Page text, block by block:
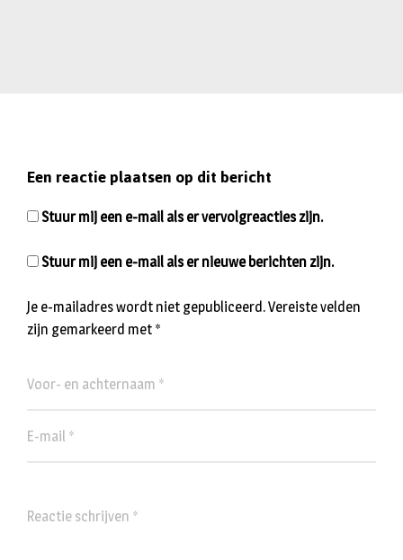
Een reactie plaatsen op dit bericht
Je e-mailadres wordt niet gepubliceerd.Vereiste velden
zijn gemarkeerd met *
Stuur mij een e-mail als er vervolgreacties zijn.
Stuur mij een e-mail als er nieuwe berichten zijn.